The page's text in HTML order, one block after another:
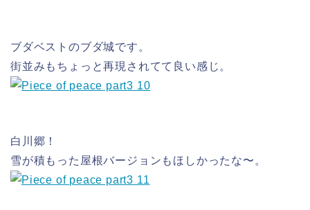
ブダベストのブダ城です。
街並みもちょっと再現されてて良い感じ。
白川郷！
雪が積もった屋根バージョンもほしかったな〜。